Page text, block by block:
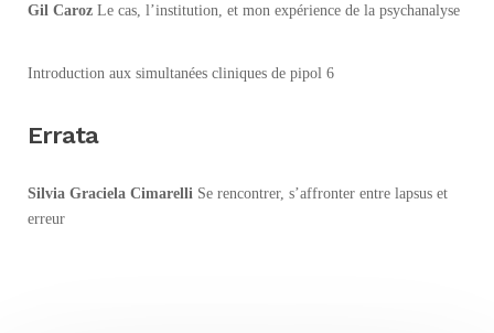
Gil Caroz Le cas, l’institution, et mon expérience de la psychanalyse
Introduction aux simultanées cliniques de pipol 6
Errata
Silvia Graciela Cimarelli Se rencontrer, s’affronter entre lapsus et
erreur